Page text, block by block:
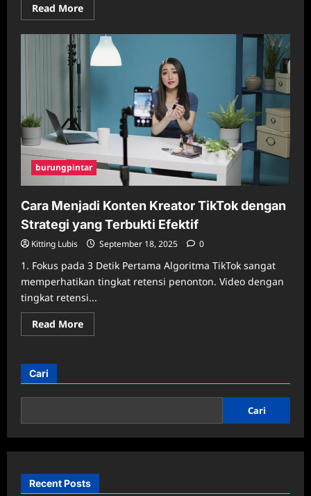
Read MoreRead
more
Suplemen
Serat
Prebiotik
Terbukti
Tingkatkan
Kekuatan
Otot
burungpintar
Cara Menjadi Konten Kreator TikTok dengan
Strategi yang Terbukti Efektif
Kitting Lubis September 18, 2025 0
1. Fokus pada 3 Detik Pertama Algoritma TikTok sangat
memperhatikan tingkat retensi penonton. Video dengan
tingkat retensi...
Read MoreRead
more
Kreator
dengan
yang
Efektif
Cari
Cari
Recent Posts